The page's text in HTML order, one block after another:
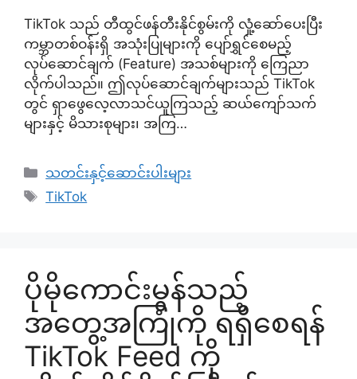
TikTok သည် တီထွင်ဖန်တီးနိုင်စွမ်းကို လှုံ့ဆော်ပေးပြီး
ကမ္ဘာတစ်ဝန်းရှိ အသုံးပြုများကို ပျော်ရွှင်စေမည့်
လုပ်ဆောင်ချက် (Feature) အသစ်များကို ကြေညာ
လိုက်ပါသည်။ ဤလုပ်ဆောင်ချက်များသည် TikTok
တွင် ရှာဖွေလေ့လာသင်ယူကြသည့် ဆယ်ကျော်သက်
များနှင့် မိသားစုများ၊ အကြ…
Categories
သတင်းနှင့်ဆောင်းပါးများ
Tags
TikTok
ပိုမိုကောင်းမွန်သည့်
အတွေ့အကြုံကို ရရှိစေရန်
TikTok Feed ကို